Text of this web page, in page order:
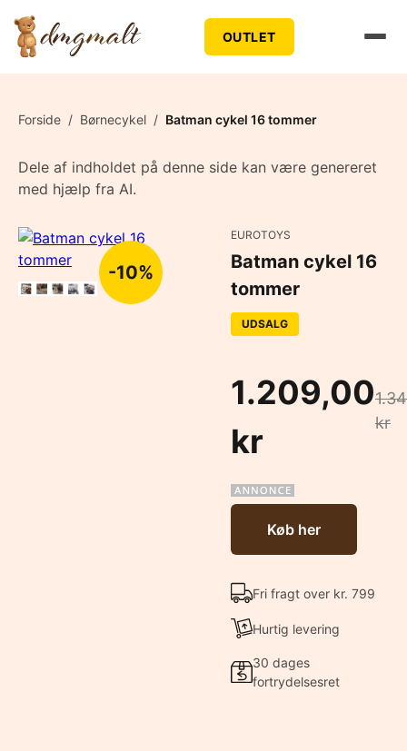
OUTLET
Forside / Børnecykel / Batman cykel 16 tommer
Dele af indholdet på denne side kan være genereret
med hjælp fra AI.
-10%
EUROTOYS
Batman cykel 16
tommer
UDSALG
1.209,00
kr
kr
Køb her
Fri fragt over kr. 799
Hurtig levering
30 dages
fortrydelsesret